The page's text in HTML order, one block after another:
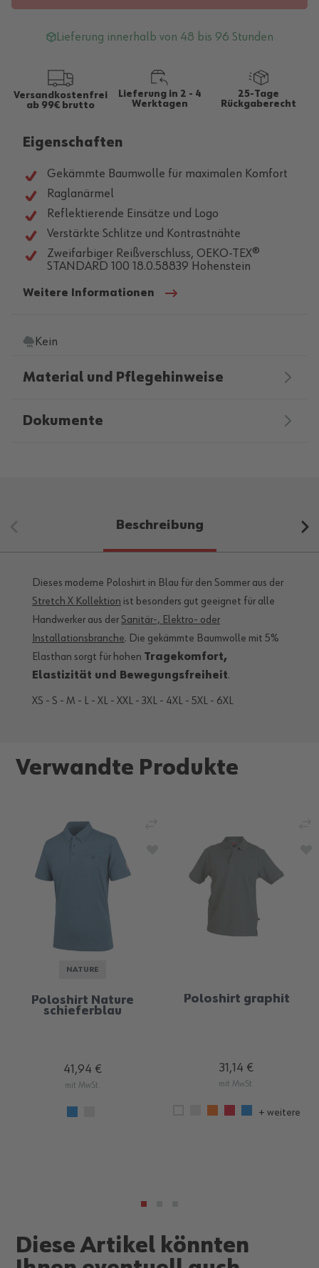
Lieferung innerhalb von 48 bis 96 Stunden
Versandkostenfrei
ab 99€ brutto
Lieferung in 2 - 4
Werktagen
25-Tage
Rückgaberecht
Eigenschaften
Gekämmte Baumwolle für maximalen Komfort
Raglanärmel
Reflektierende Einsätze und Logo
Verstärkte Schlitze und Kontrastnähte
Zweifarbiger Reißverschluss, OEKO-TEX®
STANDARD 100 18.0.58839 Hohenstein
Weitere Informationen
Kein
Material und Pflegehinweise
Dokumente
Beschreibung
Dieses moderne Poloshirt in Blau für den Sommer aus der
Stretch X Kollektion ist besonders gut geeignet für alle
Handwerker aus der Sanitär-, Elektro- oder
Installationsbranche. Die gekämmte Baumwolle mit 5%
Elasthan sorgt für hohen Tragekomfort,
Elastizität und Bewegungsfreiheit.
XS - S - M - L - XL - XXL - 3XL - 4XL - 5XL - 6XL
Verwandte Produkte
NATURE
Poloshirt Nature
schieferblau
41,94 €
mit MwSt.
Poloshirt graphit
31,14 €
mit MwSt.
+ weitere
Diese Artikel könnten